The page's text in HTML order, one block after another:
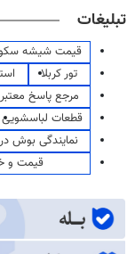
تبلیغات
قیمت شیشه
تور کربلا
مرجع پاسخ
قطعات لباسشویی
نمایندگی بوش
قیمت و